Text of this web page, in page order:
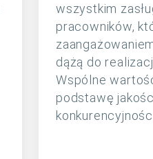
wszystkim
pracowników,
dążą do
Wspólne
podstawę